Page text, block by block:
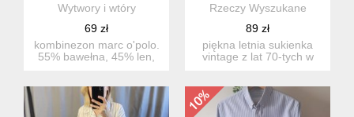
Wytwory i wtóry
69 zł
kombinezon marc o'polo.
55% bawełna, 45% len,
Rzeczy Wyszukane
89 zł
piękna letnia sukienka
vintage z lat 70-tych w